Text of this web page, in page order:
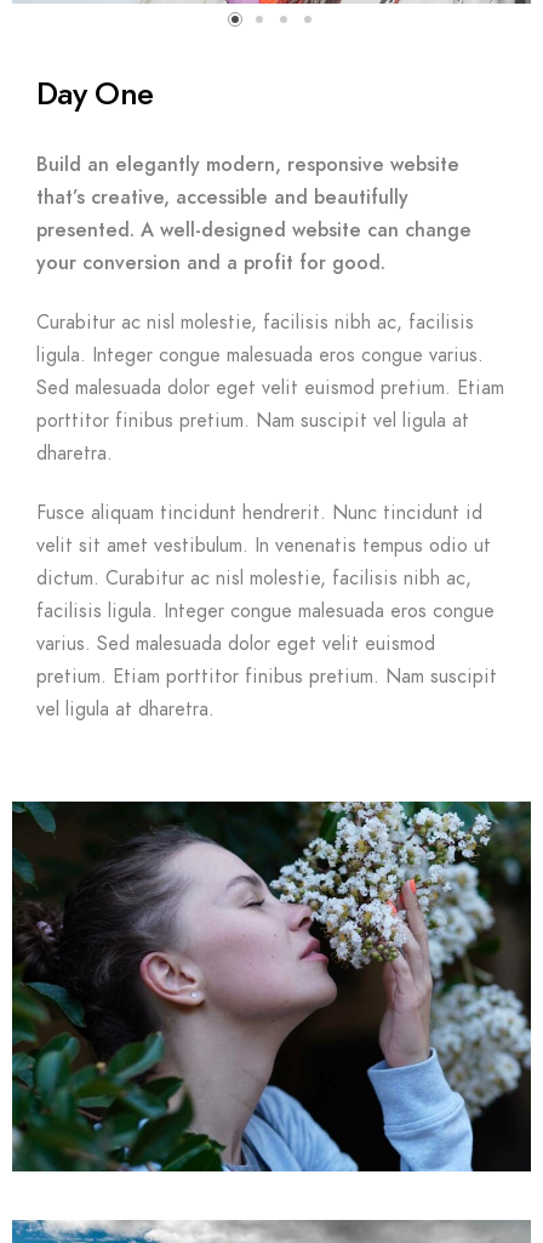
Day One
Build an elegantly modern, responsive website
that’s creative, accessible and beautifully
presented. A well-designed website can change
your conversion and a profit for good.
Curabitur ac nisl molestie, facilisis nibh ac, facilisis
ligula. Integer congue malesuada eros congue varius.
Sed malesuada dolor eget velit euismod pretium. Etiam
porttitor finibus pretium. Nam suscipit vel ligula at
dharetra.
Fusce aliquam tincidunt hendrerit. Nunc tincidunt id
velit sit amet vestibulum. In venenatis tempus odio ut
dictum. Curabitur ac nisl molestie, facilisis nibh ac,
facilisis ligula. Integer congue malesuada eros congue
varius. Sed malesuada dolor eget velit euismod
pretium. Etiam porttitor finibus pretium. Nam suscipit
vel ligula at dharetra.